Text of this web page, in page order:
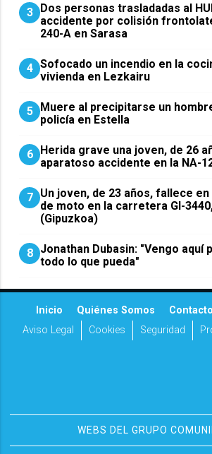
3 ​Dos personas trasladadas al
accidente por colisión
240-A en Sarasa
4 Sofocado un incendio en la
vivienda en Lezkairu
5 Muere al precipitarse un
policía en Estella
6 Herida grave una joven, de 26
aparatoso accidente en la NA-
7 Un joven, de 23 años, fallece
de moto en la carretera GI-
(Gipuzkoa)
8 Jonathan Dubasin: "Vengo aquí
todo lo que pueda"
Inicio Quiénes Somos Contacto
Aviso Legal
Cookies Seguridad
WEBS DEL GRUPO